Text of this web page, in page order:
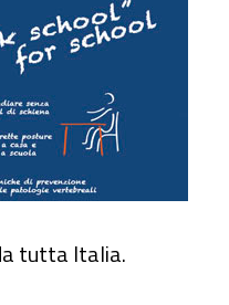
tutta Italia.